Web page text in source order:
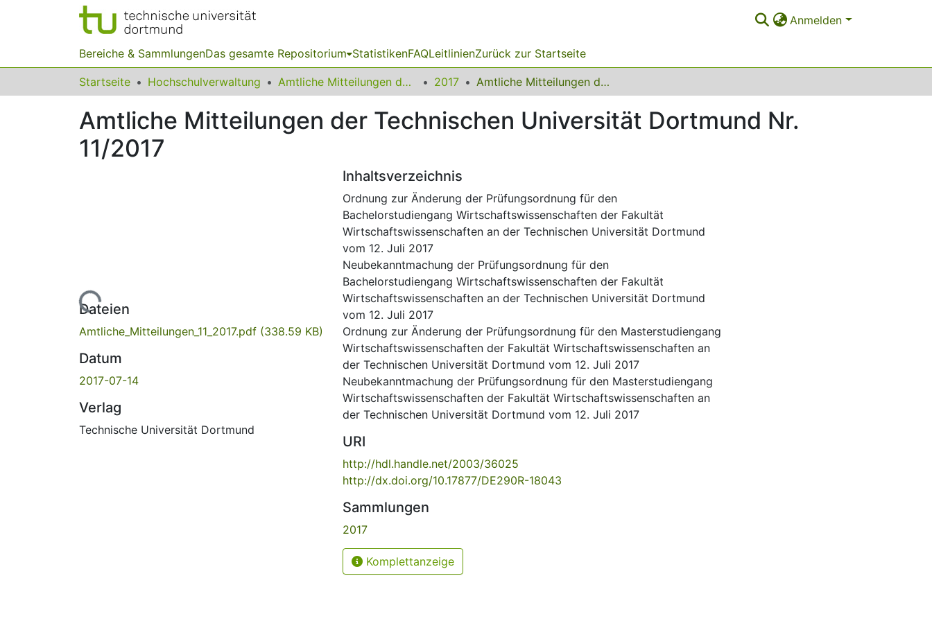
Anmelden
Bereiche & SammlungenDas gesamte Repositorium StatistikenFAQLeitlinienZurück zur Startseite
Startseite Hochschulverwaltung Amtliche Mitteilungen der Technischen Universität Dortmund 2017 Amtliche Mitteilungen der Technischen Universität Dortmund Nr. 11/2017
Amtliche Mitteilungen der Technischen Universität Dortmund Nr.
11/2017
Lade...
Dateien
Amtliche_Mitteilungen_11_2017.pdf (338.59 KB)
Datum
2017-07-14
Verlag
Technische Universität Dortmund
Inhaltsverzeichnis
Ordnung zur Änderung der Prüfungsordnung für den
Bachelorstudiengang Wirtschaftswissenschaften der Fakultät
Wirtschaftswissenschaften an der Technischen Universität Dortmund
vom 12. Juli 2017
Neubekanntmachung der Prüfungsordnung für den
Bachelorstudiengang Wirtschaftswissenschaften der Fakultät
Wirtschaftswissenschaften an der Technischen Universität Dortmund
vom 12. Juli 2017
Ordnung zur Änderung der Prüfungsordnung für den Masterstudiengang
Wirtschaftswissenschaften der Fakultät Wirtschaftswissenschaften an
der Technischen Universität Dortmund vom 12. Juli 2017
Neubekanntmachung der Prüfungsordnung für den Masterstudiengang
Wirtschaftswissenschaften der Fakultät Wirtschaftswissenschaften an
der Technischen Universität Dortmund vom 12. Juli 2017
URI
http://hdl.handle.net/2003/36025
http://dx.doi.org/10.17877/DE290R-18043
Sammlungen
2017
Komplettanzeige